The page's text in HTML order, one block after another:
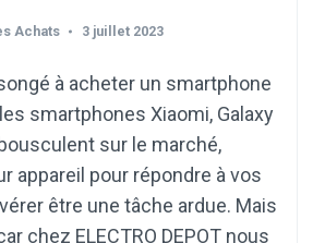
Achats 3 juillet 2023
à acheter un smartphone
smartphones Xiaomi, Galaxy
sur le marché,
appareil pour répondre à vos
être une tâche ardue. Mais
chez ELECTRO DEPOT nous